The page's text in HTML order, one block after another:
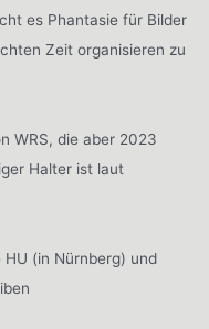
es Phantasie für Bilder
Zeit organisieren zu
WRS, die aber 2023
Halter ist laut
(in Nürnberg) und